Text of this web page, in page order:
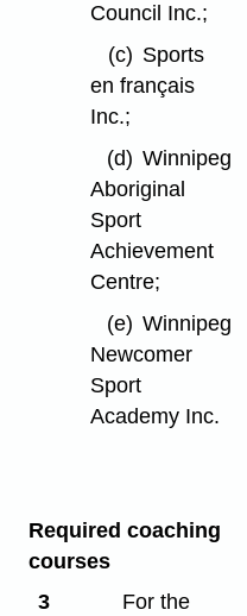
Council Inc.;
(c) Sports
en français
Inc.;
(d) Winnipeg
Aboriginal
Sport
Achievement
Centre;
(e) Winnipeg
Newcomer
Sport
Academy Inc.
Required coaching
courses
3
For the